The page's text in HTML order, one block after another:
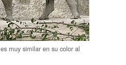
es muy similar en su color al